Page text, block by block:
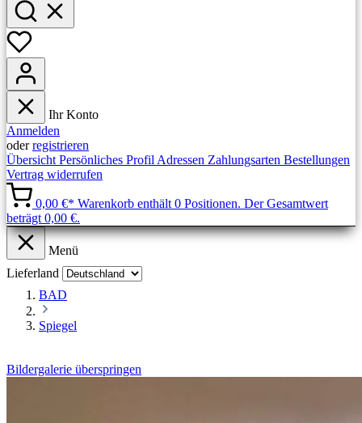
Ihr Konto
Anmelden
oderregistrieren
Übersicht Persönliches Profil Adressen Zahlungsarten Bestellungen
Vertrag widerrufen
0,00 €* Warenkorb enthält 0 Positionen. Der Gesamtwert
beträgt 0,00 €.
Menü
Lieferland
BAD
Spiegel
Bildergalerie überspringen